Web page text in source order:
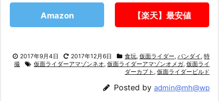
Amazon 【楽天】最安値
2017年9月4日 2017年12月6日 食玩, 仮面ライダー, バンダイ , 特
撮
仮面ライダーアマゾンネオ, 仮面ライダーアマゾンオメガ, 仮面ライ
ダーカブト , 仮面ライダービルド
Posted by admin@mh@wp